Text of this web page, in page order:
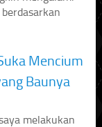
Mencium
Baunya
melakukan